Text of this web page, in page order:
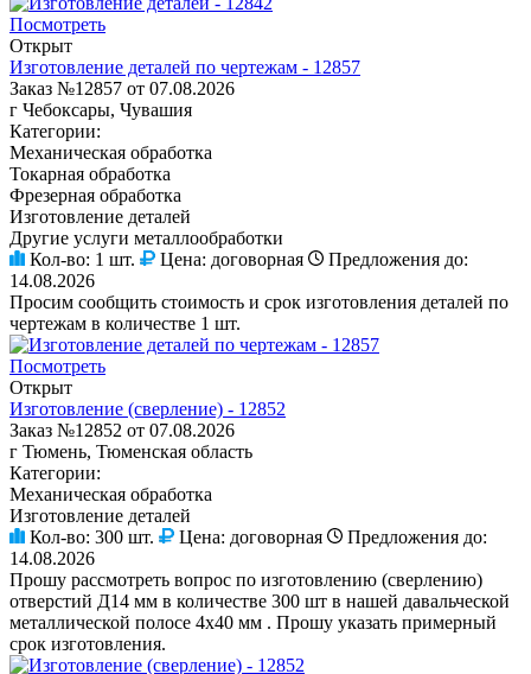
Посмотреть
Открыт
Изготовление деталей по чертежам - 12857
Заказ №12857 от 07.08.2026
г Чебоксары, Чувашия
Категории:
Механическая обработка
Токарная обработка
Фрезерная обработка
Изготовление деталей
Другие услуги металлообработки
Кол-во: 1 шт. Цена: договорная
Предложения до:
14.08.2026
Просим сообщить стоимость и срок изготовления деталей по
чертежам в количестве 1 шт.
Посмотреть
Открыт
Изготовление (сверление) - 12852
Заказ №12852 от 07.08.2026
г Тюмень, Тюменская область
Категории:
Механическая обработка
Изготовление деталей
Кол-во: 300 шт. Цена: договорная
Предложения до:
14.08.2026
Прошу рассмотреть вопрос по изготовлению (сверлению)
отверстий Д14 мм в количестве 300 шт в нашей давальческой
металлической полосе 4х40 мм . Прошу указать примерный
срок изготовления.